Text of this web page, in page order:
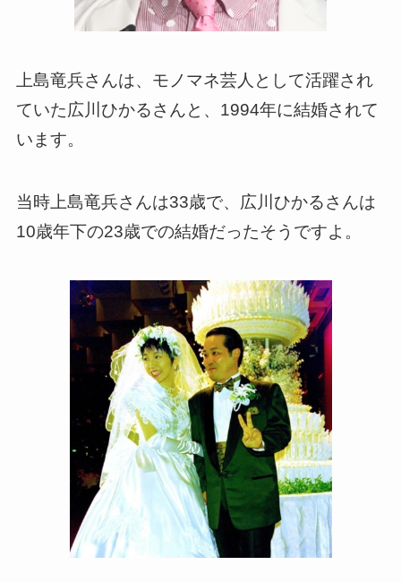
上島竜兵さんは、モノマネ芸人として活躍され
ていた広川ひかるさんと、1994年に結婚されて
います。
当時上島竜兵さんは33歳で、広川ひかるさんは
10歳年下の23歳での結婚だったそうですよ。